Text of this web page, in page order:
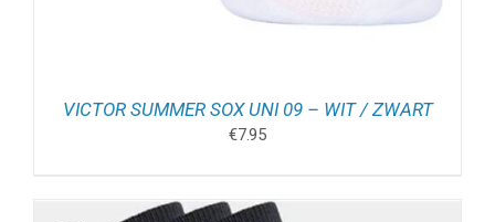
VICTOR SUMMER SOX UNI 09 – WIT / ZWART
€7.95